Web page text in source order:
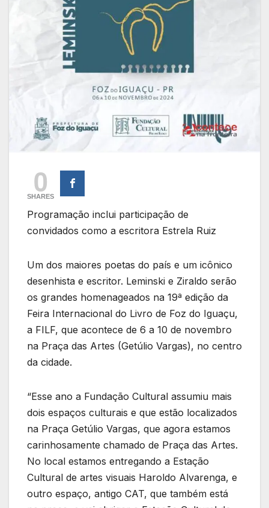
0
SHARES
Programação inclui participação de
convidados como a escritora Estrela Ruiz
Um dos maiores poetas do país e um icônico
desenhista e escritor. Leminski e Ziraldo serão
os grandes homenageados na 19ª edição da
Feira Internacional do Livro de Foz do Iguaçu,
a FILF, que acontece de 6 a 10 de novembro
na Praça das Artes (Getúlio Vargas), no centro
da cidade.
“Esse ano a Fundação Cultural assumiu mais
dois espaços culturais e que estão localizados
na Praça Getúlio Vargas, que agora estamos
carinhosamente chamado de Praça das Artes.
No local estamos entregando a Estação
Cultural de artes visuais Haroldo Alvarenga, e
outro espaço, antigo CAT, que também está